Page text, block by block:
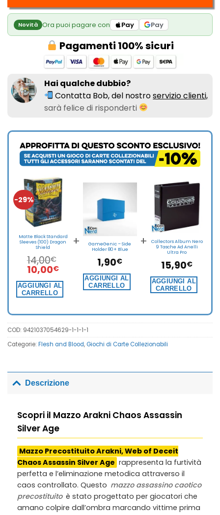
Novità Ora puoi pagare con Pay Pay
Pagamenti 100% sicuri
Hai qualche dubbio?
Contatta Bob, del nostroservizio clienti,
sarà felice di risponderti
-29%
Matte Black Standard
Sleeves (100) Dragon
Shield
14,00€
Il
prezzo
originale
era:
10,00€Il
prezzo
attuale
è:
AGGIUNGI AL
CARRELLO
+
GameGenic – Side
Holder 80+ Blue
1,90€
AGGIUNGI AL
CARRELLO
+
Collectors Album Nero
9 Tasche Ad Anelli
Ultra Pro
15,90€
AGGIUNGI AL
CARRELLO
COD: 9421037054629-1-1-1-1
Categorie: Flesh and Blood, Giochi di Carte Collezionabili
Descrizione
Scopri il Mazzo Arakni Chaos Assassin
Silver Age
Mazzo Precostituito Arakni, Web of Deceit
Chaos Assassin Silver Age rappresenta la furtività
perfetta e l’eliminazione metodica attraverso il
caos controllato. Questo mazzo assassino caotico
precostituito è stato progettato per giocatori che
amano colpire dall’ombra marcando vittime prima